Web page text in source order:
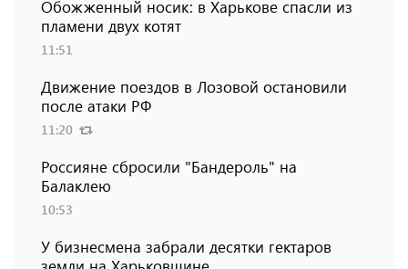
Обожженный носик: в Харькове спасли из
пламени двух котят
11:51
Движение поездов в Лозовой остановили
после атаки РФ
11:20
Россияне сбросили "Бандероль" на
Балаклею
10:53
У бизнесмена забрали десятки гектаров